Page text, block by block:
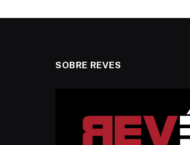
SOBRE REVES